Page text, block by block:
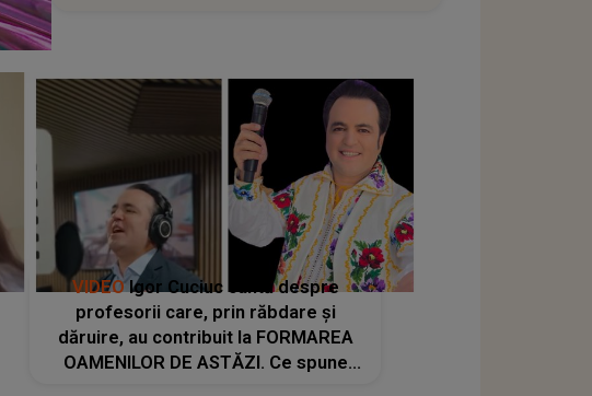
VIDEOIgor Cuciuc cântă despre
profesorii care, prin răbdare și
dăruire, au contribuit la FORMAREA
OAMENILOR DE ASTĂZI. Ce spune